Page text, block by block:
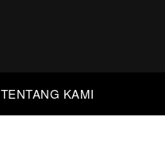
TENTANG KAMI